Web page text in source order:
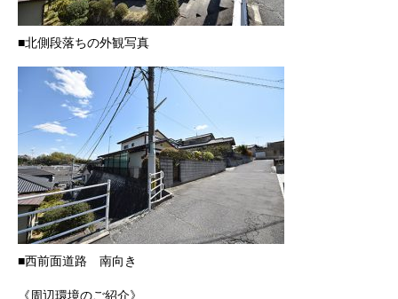
■北側段落ちの外観写真
■西前面道路 南向き
《周辺環境のご紹介》